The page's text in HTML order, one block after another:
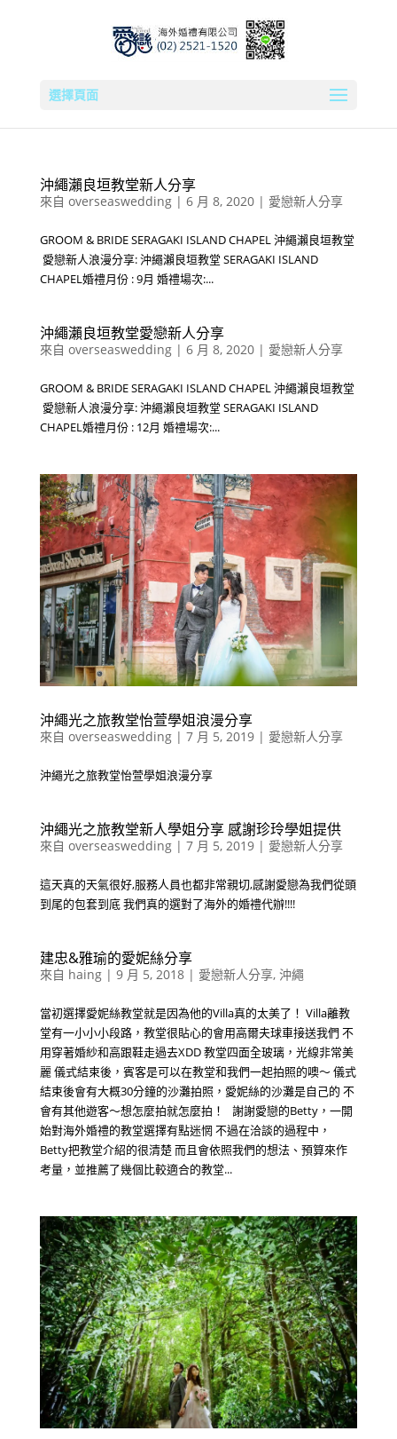
選擇頁面
沖繩瀨良垣教堂新人分享
來自 overseaswedding| 6 月 8, 2020| 愛戀新人分享
GROOM & BRIDE SERAGAKI ISLAND CHAPEL 沖繩瀨良垣教堂
愛戀新人浪漫分享: 沖繩瀨良垣教堂 SERAGAKI ISLAND
CHAPEL婚禮月份 : 9月 婚禮場次:...
沖繩瀨良垣教堂愛戀新人分享
來自 overseaswedding| 6 月 8, 2020| 愛戀新人分享
GROOM & BRIDE SERAGAKI ISLAND CHAPEL 沖繩瀨良垣教堂
愛戀新人浪漫分享: 沖繩瀨良垣教堂 SERAGAKI ISLAND
CHAPEL婚禮月份 : 12月 婚禮場次:...
沖繩光之旅教堂怡萱學姐浪漫分享
來自 overseaswedding| 7 月 5, 2019| 愛戀新人分享
沖繩光之旅教堂怡萱學姐浪漫分享
沖繩光之旅教堂新人學姐分享 感謝珍玲學姐提供
來自 overseaswedding| 7 月 5, 2019| 愛戀新人分享
這天真的天氣很好,服務人員也都非常親切,感謝愛戀為我們從頭
到尾的包套到底 我們真的選對了海外的婚禮代辦!!!!
建忠&雅瑜的愛妮絲分享
來自 haing| 9 月 5, 2018| 愛戀新人分享, 沖繩
當初選擇愛妮絲教堂就是因為他的Villa真的太美了！ Villa離教
堂有一小小小段路，教堂很貼心的會用高爾夫球車接送我們 不
用穿著婚紗和高跟鞋走過去XDD 教堂四面全玻璃，光線非常美
麗 儀式結束後，賓客是可以在教堂和我們一起拍照的噢～ 儀式
結束後會有大概30分鐘的沙灘拍照，愛妮絲的沙灘是自己的 不
會有其他遊客～想怎麼拍就怎麼拍！ 謝謝愛戀的Betty，一開
始對海外婚禮的教堂選擇有點迷惘 不過在洽談的過程中，
Betty把教堂介紹的很清楚 而且會依照我們的想法、預算來作
考量，並推薦了幾個比較適合的教堂...